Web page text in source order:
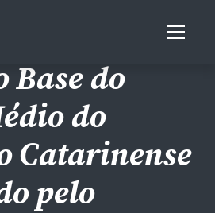
do
do
Catarinense
pelo